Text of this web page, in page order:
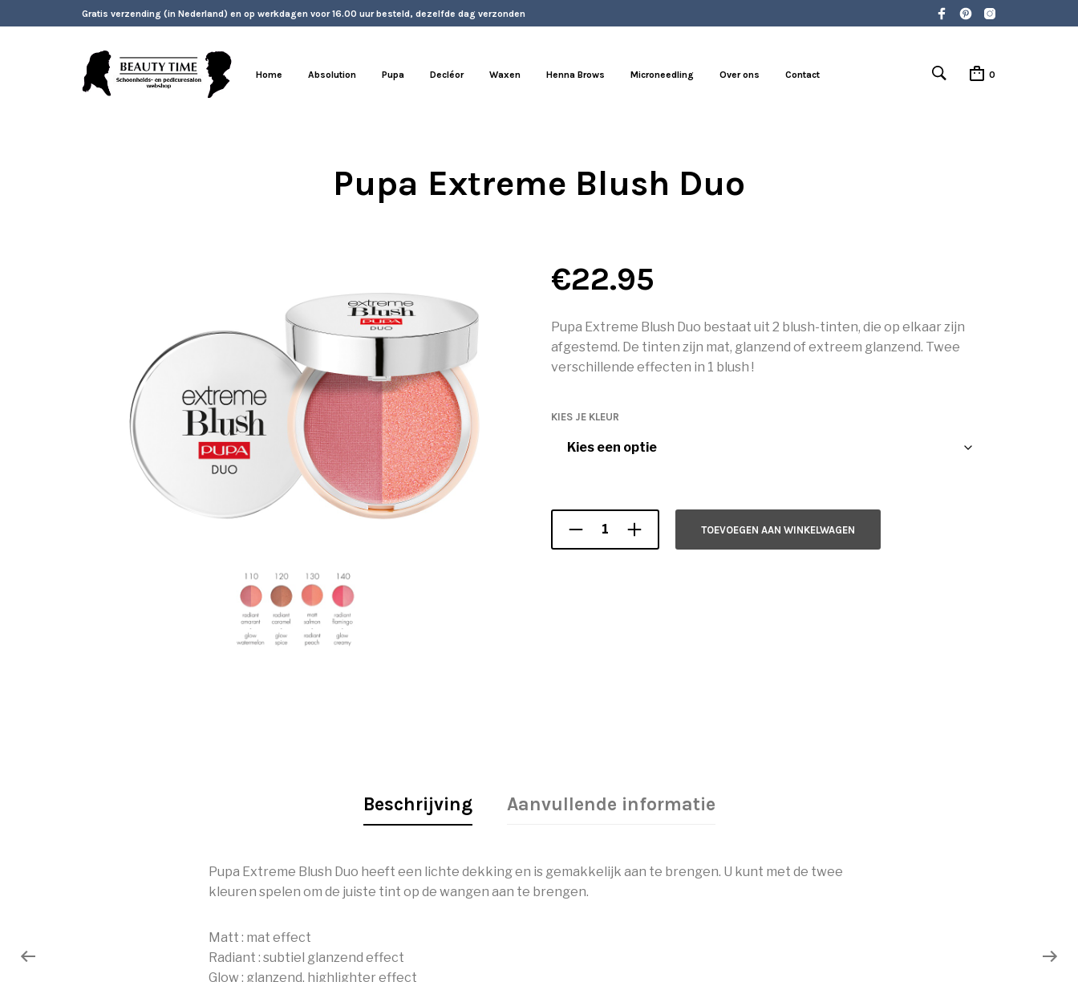
Gratis verzending (in Nederland) en op werkdagen voor 16.00 uur besteld, dezelfde dag verzonden
Home Absolution Pupa Decléor Waxen Henna Brows Microneedling Over ons Contact 0
Pupa Extreme Blush Duo
€22.95
Pupa Extreme Blush Duo bestaat uit 2 blush-tinten, die op elkaar zijn
afgestemd. De tinten zijn mat, glanzend of extreem glanzend. Twee
verschillende effecten in 1 blush !
KIES JE KLEUR
TOEVOEGEN AAN WINKELWAGEN
Beschrijving Aanvullende informatie
Pupa Extreme Blush Duo heeft een lichte dekking en is gemakkelijk aan te brengen. U kunt met de twee
kleuren spelen om de juiste tint op de wangen aan te brengen.
Matt : mat effect
Radiant : subtiel glanzend effect
Glow : glanzend, highlighter effect